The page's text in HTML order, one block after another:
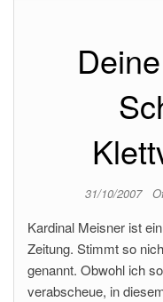
31/10/2007
Kardinal Meisner ist
Zeitung. Stimmt so
genannt. Obwohl ich
verabscheue, in